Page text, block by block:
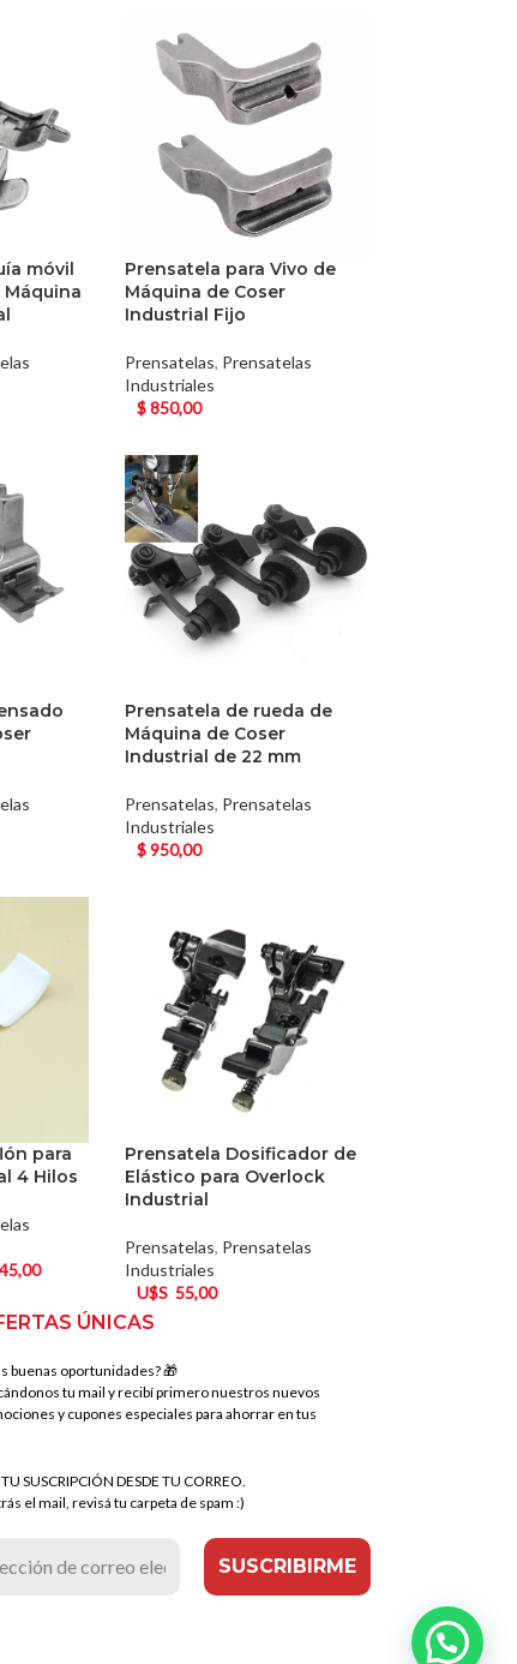
móvil
Prensatela para Vivo de
Máquina de Coser
Industrial Fijo
Prensatelas, Prensatelas
Industriales
$850,00
Prensatela de rueda de
Máquina de Coser
Industrial de 22 mm
Prensatelas, Prensatelas
Industriales
$950,00
para
4 Hilos
45,00
Prensatela Dosificador de
Elástico para Overlock
Industrial
Prensatelas, Prensatelas
Industriales
U$S 55,00
ÚNICAS
buenas oportunidades? 🎁
tu mail y recibí primero nuestros nuevos
y cupones especiales para ahorrar en tus
SUSCRIPCIÓN DESDE TU CORREO.
el mail, revisá tu carpeta de spam :)